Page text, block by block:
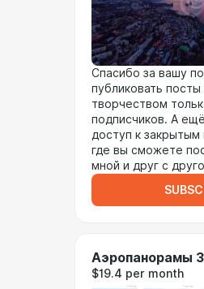
Спасибо за вашу
публиковать
творчеством
подписчиков. А
доступ к закрытым
где вы сможете
мной и друг с
Аэропанорамы
$19.4 per month